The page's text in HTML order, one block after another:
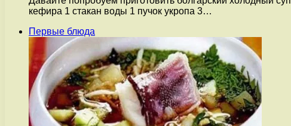
кефира 1 стакан воды 1 пучок укропа 3…
Первые блюда